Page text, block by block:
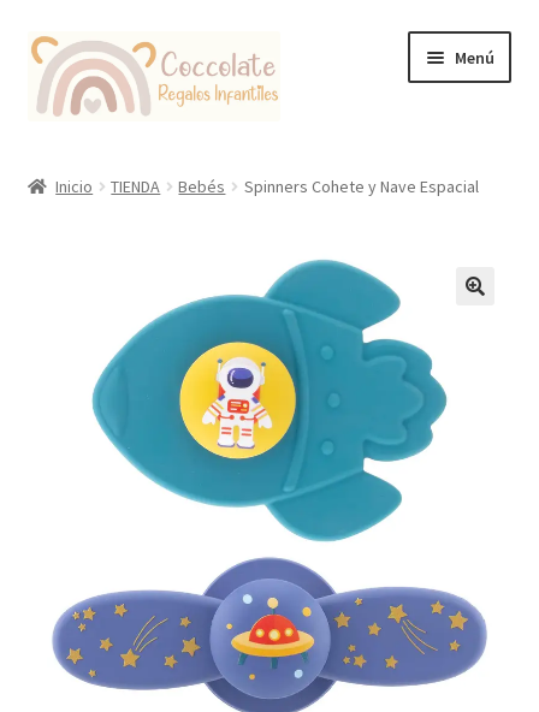
Ir
la
Ir
contenido
Menú
Inicio TIENDA Bebés Spinners Cohete y Nave Espacial